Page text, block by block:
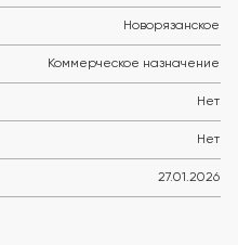
Новорязанское
Коммерческое назначение
Нет
Нет
27.01.2026